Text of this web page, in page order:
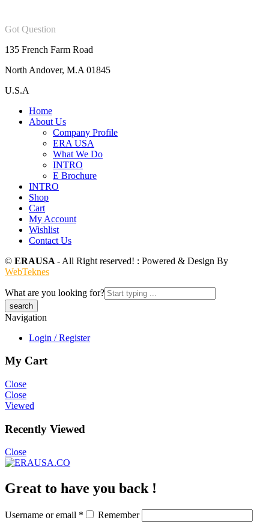
Got Question
135 French Farm Road
North Andover, M.A 01845
U.S.A
Home
About Us
Company Profile
ERA USA
What We Do
INTRO
E Brochure
INTRO
Shop
Cart
My Account
Wishlist
Contact Us
© ERAUSA - All Right reserved! : Powered & Design By
WebTeknes
What are you looking for?
Navigation
Login / Register
My Cart
Close
Close
Viewed
Recently Viewed
Close
Great to have you back !
Username or email * Remember